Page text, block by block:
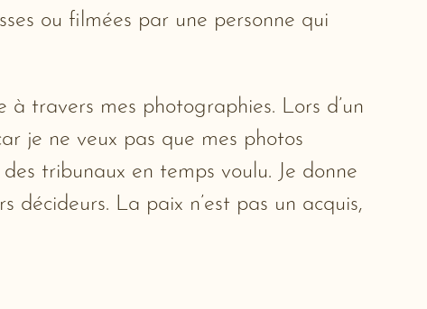
ou filmées par une personne qui
à travers mes photographies. Lors d’un
je ne veux pas que mes photos
tribunaux en temps voulu. Je donne
décideurs. La paix n’est pas un acquis,